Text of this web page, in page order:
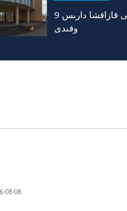
9 تىل بىلەتىن پولياك ديپلوماتى قازاقشا دارىس
وقىدى
08-08